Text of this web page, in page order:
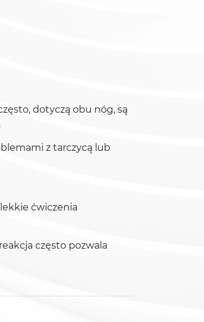
dotyczą obu nóg, są
z tarczycą lub
ćwiczenia
często pozwala